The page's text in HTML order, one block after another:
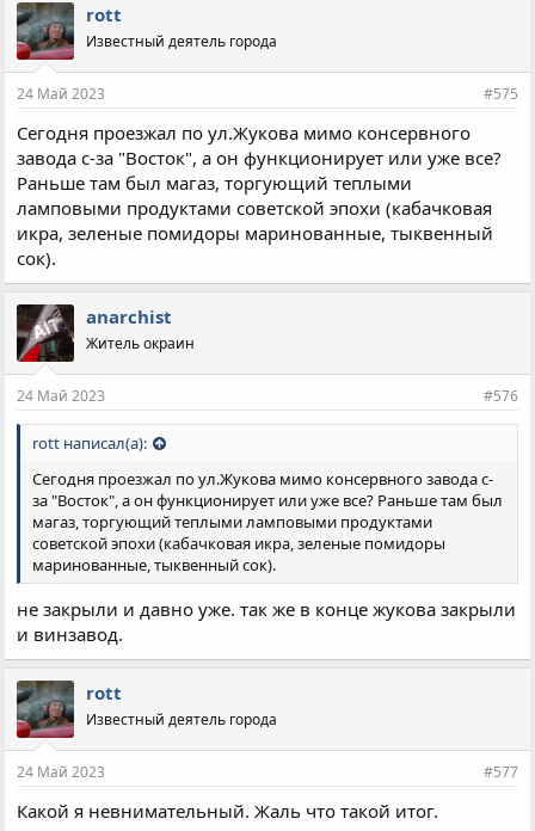
rott
Известный деятель города
24 Май 2023 #575
Сегодня проезжал по ул.Жукова мимо консервного
завода с-за "Восток", а он функционирует или уже все?
Раньше там был магаз, торгующий теплыми
ламповыми продуктами советской эпохи (кабачковая
икра, зеленые помидоры маринованные, тыквенный
сок).
anarchist
Житель окраин
24 Май 2023 #576
rott написал(а):
Сегодня проезжал по ул.Жукова мимо консервного завода с-
за "Восток", а он функционирует или уже все? Раньше там был
магаз, торгующий теплыми ламповыми продуктами
советской эпохи (кабачковая икра, зеленые помидоры
маринованные, тыквенный сок).
не закрыли и давно уже. так же в конце жукова закрыли
и винзавод.
rott
Известный деятель города
24 Май 2023 #577
Какой я невнимательный. Жаль что такой итог.